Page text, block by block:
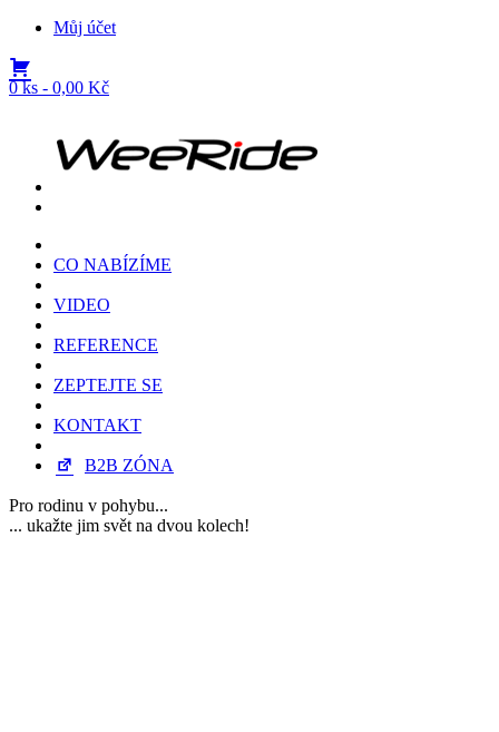
Můj účet
0 ks - 0,00 Kč
CO NABÍZÍME
VIDEO
REFERENCE
ZEPTEJTE SE
KONTAKT
B2B ZÓNA
Pro rodinu v pohybu...
... ukažte jim svět na dvou kolech!